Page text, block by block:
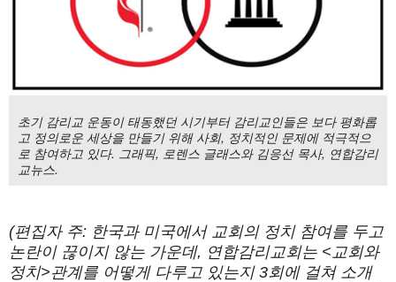
초기 감리교 운동이 태동했던 시기부터 감리교인들은 보다 평화롭
고 정의로운 세상을 만들기 위해 사회, 정치적인 문제에 적극적으
로 참여하고 있다. 그래픽, 로렌스 글래스와 김응선 목사, 연합감리
교뉴스.
(편집자 주: 한국과 미국에서 교회의 정치 참여를 두고
논란이 끊이지 않는 가운데, 연합감리교회는 <교회와
정치>관계를 어떻게 다루고 있는지 3회에 걸쳐 소개